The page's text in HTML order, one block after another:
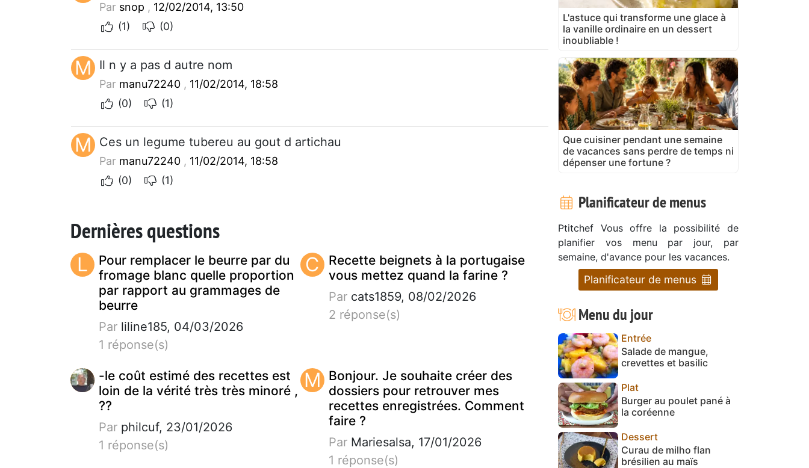
Par snop , 12/02/2014, 13:50
(1)
(0)
M Il n y a pas d autre nom
Par manu72240 , 11/02/2014, 18:58
(0)
(1)
M Ces un legume tubereu au gout d artichau
Par manu72240 , 11/02/2014, 18:58
(0)
(1)
Dernières questions
L
Pour remplacer le beurre par du
fromage blanc quelle proportion
par rapport au grammages de
beurre
Par liline185, 04/03/2026
1 réponse(s)
C
Recette beignets à la portugaise
vous mettez quand la farine ?
Parcats1859, 08/02/2026
2 réponse(s)
-le coût estimé des recettes est
loin de la vérité très très minoré ,
??
Par philcuf, 23/01/2026
1 réponse(s)
M Bonjour. Je souhaite créer des
dossiers pour retrouver mes
recettes enregistrées. Comment
faire ?
ParMariesalsa, 17/01/2026
1 réponse(s)
L'astuce qui transforme une glace à
la vanille ordinaire en un dessert
inoubliable !
Que cuisiner pendant une semaine
de vacances sans perdre de temps ni
dépenser une fortune ?
Planificateur de menus
Ptitchef Vous offre la possibilité de
planifier vos menu par jour, par
semaine, d'avance pour les vacances.
Planificateur de menus
Menu du jour
Entrée
Salade de mangue,
crevettes et basilic
Plat
Burger au poulet pané à
la coréenne
Dessert
Curau de milho flan
brésilien au maïs